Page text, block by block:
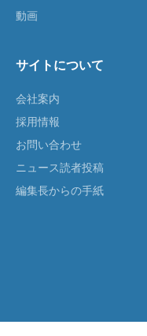
動画
サイトについて
会社案内
採用情報
お問い合わせ
ニュース読者投稿
編集長からの手紙